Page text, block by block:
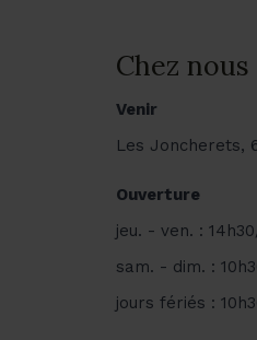
Chez nous
Venir
Les Joncherets,
Ouverture
jeu. - ven. :
sam. - dim. :
jours fériés :